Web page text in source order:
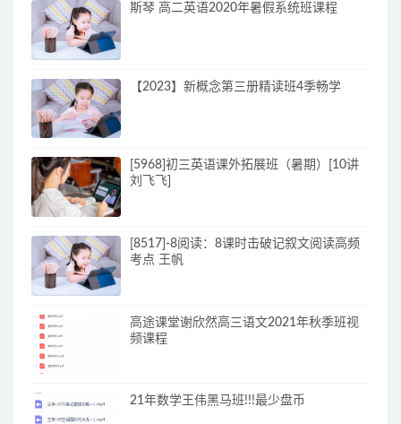
斯琴 高二英语2020年暑假系统班课程
【2023】新概念第三册精读班4季畅学
[5968]初三英语课外拓展班（暑期）[10讲
刘飞飞]
[8517]-8阅读：8课时击破记叙文阅读高频
考点 王帆
高途课堂谢欣然高三语文2021年秋季班视
频课程
21年数学王伟黑马班!!!最少盘币